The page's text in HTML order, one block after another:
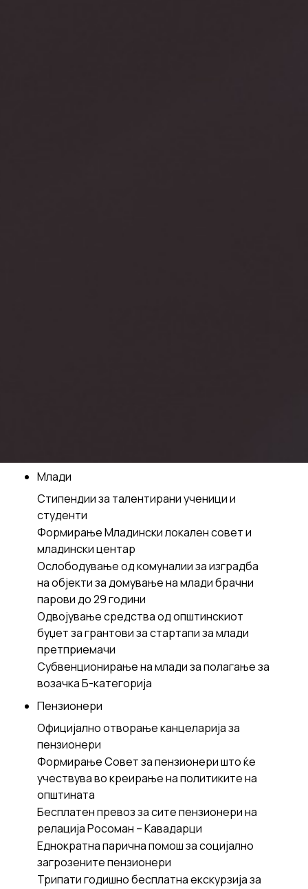
Млади
Стипендии за талентирани ученици и
студенти
Формирање Младински локален совет и
младински центар
Ослободување од комуналии за изградба
на објекти за домување на млади брачни
парови до 29 години
Одвојување средства од општинскиот
буџет за грантови за стартапи за млади
претприемачи
Субвенционирање на млади за полагање за
возачка Б-категорија
Пензионери
Официјално отворање канцеларија за
пензионери
Формирање Совет за пензионери што ќе
учествува во креирање на политиките на
општината
Бесплатен превоз за сите пензионери на
релација Росоман – Кавадарци
Еднократна парична помош за социјално
загрозените пензионери
Трипати годишно бесплатна екскурзија за